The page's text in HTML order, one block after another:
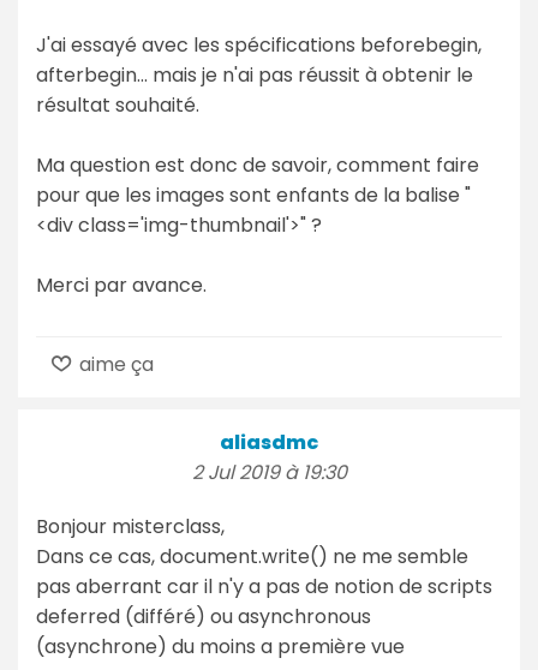
J'ai essayé avec les spécifications beforebegin,
afterbegin... mais je n'ai pas réussit à obtenir le
résultat souhaité.
Ma question est donc de savoir, comment faire
pour que les images sont enfants de la balise "
<div class='img-thumbnail'>" ?
Merci par avance.
aime ça
aliasdmc
2 Jul 2019 à 19:30
Bonjour misterclass,
Dans ce cas, document.write() ne me semble
pas aberrant car il n'y a pas de notion de scripts
deferred (différé) ou asynchronous
(asynchrone) du moins a première vue